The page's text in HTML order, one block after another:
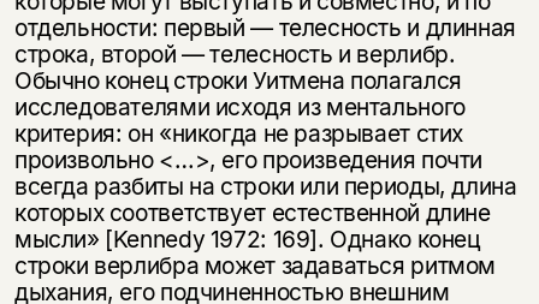
отдельности: первый — телесность и длинная
строка, второй — телесность и верлибр.
Обычно конец строки Уитмена полагался
исследователями исходя из ментального
критерия: он «никогда не разрывает стих
произвольно <…>, его произведения почти
всегда разбиты на строки или периоды, длина
которых соответствует естественной длине
мысли» [Kennedy 1972: 169]. Однако конец
строки верлибра может задаваться ритмом
дыхания, его подчиненностью внешним
Я соглашаюсь сПолитикой конфиденциальности
подписаться
Я соглашаюсь сПолитикой конфиденциальности
подписаться
не предназначена для
несовершеннолетних
Скажите, пожалуйста,
вам уже исполнилось 18 лет?
да
нет, вернуться назад